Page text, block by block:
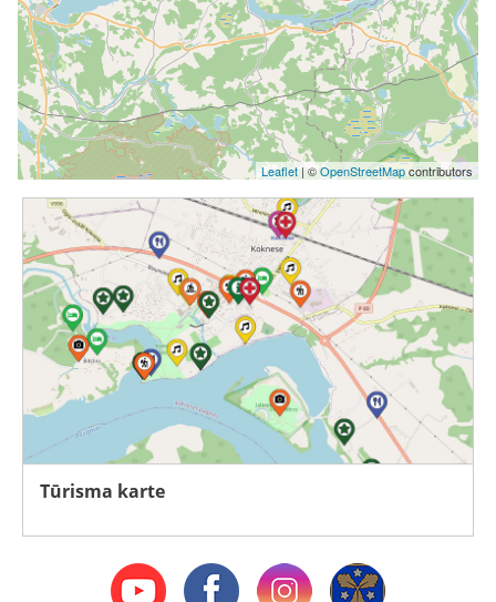
Leaflet| ©OpenStreetMapcontributors
Tūrisma karte